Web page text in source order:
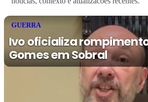
GUERRA
Ivo oficializa
Gomes em Sobral